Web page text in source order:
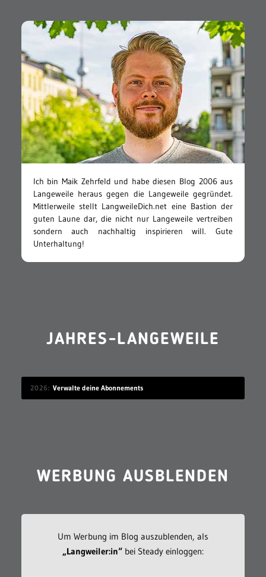
Ich bin Maik Zehrfeld und habe diesen Blog 2006 aus
Langeweile heraus gegen die Langeweile gegründet.
Mittlerweile stellt LangweileDich.net eine Bastion der
guten Laune dar, die nicht nur Langeweile vertreiben
sondern auch nachhaltig inspirieren will. Gute
Unterhaltung!
JAHRES-LANGEWEILE
2026 Verwalte deine Abonnements
WERBUNG AUSBLENDEN
Um Werbung im Blog auszublenden, als
„Langweiler:in“bei Steady einloggen: